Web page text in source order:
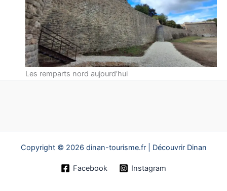
Les remparts nord aujourd’hui
Copyright © 2026 dinan-tourisme.fr | Découvrir Dinan
Facebook Instagram